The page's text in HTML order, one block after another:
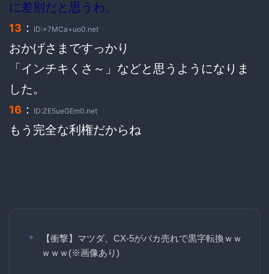
に差別だと思うわ。
13 ： ID:+7MCa+uo0.net
おかげさまですっかり
「インチキくさ～」などと思うようになりま
した。
16 ： ID:ZE5ueGEm0.net
もう完全な利権だからね
【衝撃】マツダ、CX-5がバカ売れで黒字転換ｗｗ
ｗｗｗ(※画像あり)